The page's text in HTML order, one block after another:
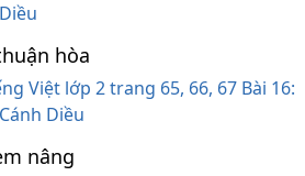
hòa
Việt lớp 2 trang 65, 66, 67 Bài 16:
Diều
nâng